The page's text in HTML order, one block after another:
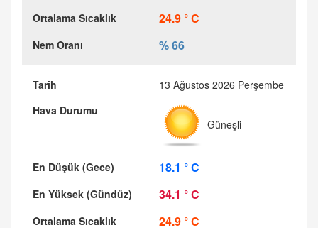
24.9 ° C
% 66
13 Ağustos 2026 Perşembe
Güneşli
18.1 ° C
34.1 ° C
24.9 ° C